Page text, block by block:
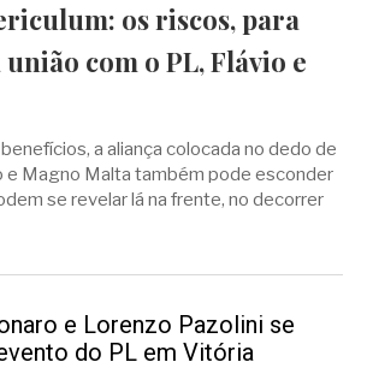
os riscos, para
com o PL, Flávio e
a aliança colocada no dedo de
e Magno Malta também pode esconder
se revelar lá na frente, no decorrer